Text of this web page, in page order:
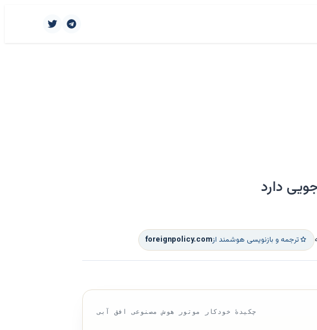
دارد
ترجمه و بازنویسی هوشمند ازforeignpolicy.com
چکیدهٔ خودکار موتور هوش مصنوعی افق آبی